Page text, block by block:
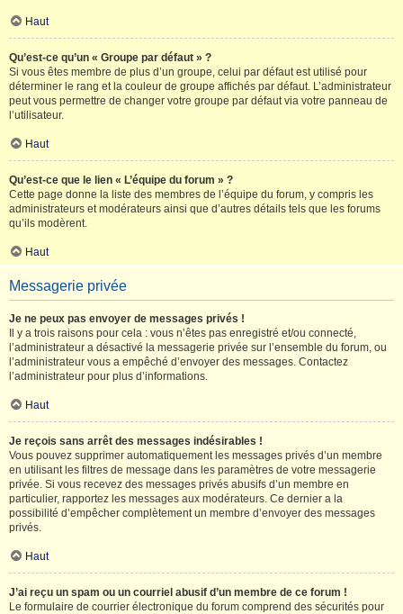
Haut
Qu’est-ce qu’un « Groupe par défaut » ?
Si vous êtes membre de plus d’un groupe, celui par défaut est utilisé pour
déterminer le rang et la couleur de groupe affichés par défaut. L’administrateur
peut vous permettre de changer votre groupe par défaut via votre panneau de
l’utilisateur.
Haut
Qu’est-ce que le lien « L’équipe du forum » ?
Cette page donne la liste des membres de l’équipe du forum, y compris les
administrateurs et modérateurs ainsi que d’autres détails tels que les forums
qu’ils modèrent.
Haut
Messagerie privée
Je ne peux pas envoyer de messages privés !
Il y a trois raisons pour cela : vous n’êtes pas enregistré et/ou connecté,
l’administrateur a désactivé la messagerie privée sur l’ensemble du forum, ou
l’administrateur vous a empêché d’envoyer des messages. Contactez
l’administrateur pour plus d’informations.
Haut
Je reçois sans arrêt des messages indésirables !
Vous pouvez supprimer automatiquement les messages privés d’un membre
en utilisant les filtres de message dans les paramètres de votre messagerie
privée. Si vous recevez des messages privés abusifs d’un membre en
particulier, rapportez les messages aux modérateurs. Ce dernier a la
possibilité d’empêcher complètement un membre d’envoyer des messages
privés.
Haut
J’ai reçu un spam ou un courriel abusif d’un membre de ce forum !
Le formulaire de courrier électronique du forum comprend des sécurités pour